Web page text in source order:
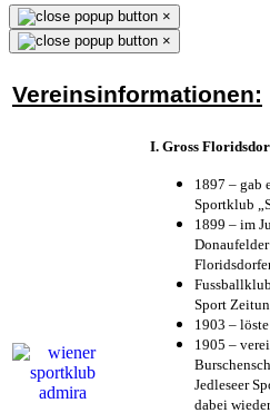
×
×
Vereinsinformationen:
I. Gross
1897 – gab
Sportklub
1899 – im
Sport
1903 –
1905 –
Jedleseer
dabei wieder